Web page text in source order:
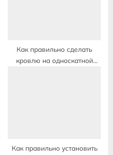
Как правильно сделать
кровлю на односкатной
Как правильно установить